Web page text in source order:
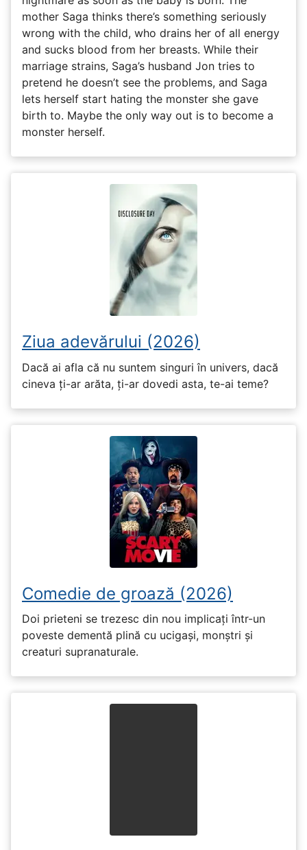
mother Saga thinks there’s something seriously
wrong with the child, who drains her of all energy
and sucks blood from her breasts. While their
marriage strains, Saga’s husband Jon tries to
pretend he doesn’t see the problems, and Saga
lets herself start hating the monster she gave
birth to. Maybe the only way out is to become a
monster herself.
Ziua adevărului (2026)
Dacă ai afla că nu suntem singuri în univers, dacă
cineva ți-ar arăta, ți-ar dovedi asta, te-ai teme?
Comedie de groază (2026)
Doi prieteni se trezesc din nou implicați într-un
poveste dementă plină cu ucigași, monștri și
creaturi supranaturale.